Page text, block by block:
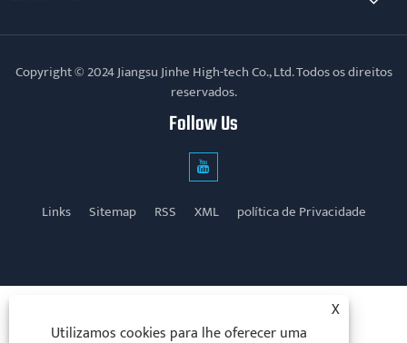
Copyright © 2024 Jiangsu Jinhe High-tech Co., Ltd. Todos os direitos
reservados.
Follow Us
Links Sitemap RSS XML política de Privacidade
X
Utilizamos cookies para lhe oferecer uma